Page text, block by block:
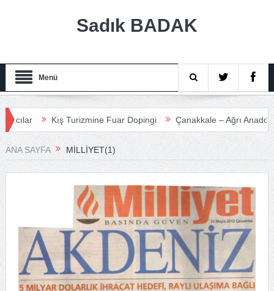
Sadık BADAK
Menü
Kış Turizmine Fuar Dopingi Çanakkale – Ağrı Anadolu
ANA SAYFA MILLIYET(1)